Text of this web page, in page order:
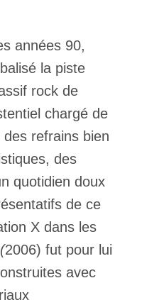
années 90,
la piste
rock de
chargé de
refrains bien
des
quotidien doux
de ce
X dans les
2006) fut pour lui
avec